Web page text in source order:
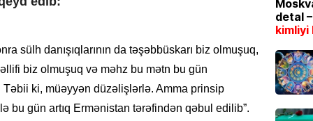
sülh danışıqlarının da təşəbbüskarı biz olmuşuq,
biz olmuşuq və məhz bu mətn bu gün
ki, müəyyən düzəlişlərlə. Amma prinsip
bu gün artıq Ermənistan tərəfindən qəbul edilib”.
İDMAN
SƏHIYYƏ
detal –
kimliyi